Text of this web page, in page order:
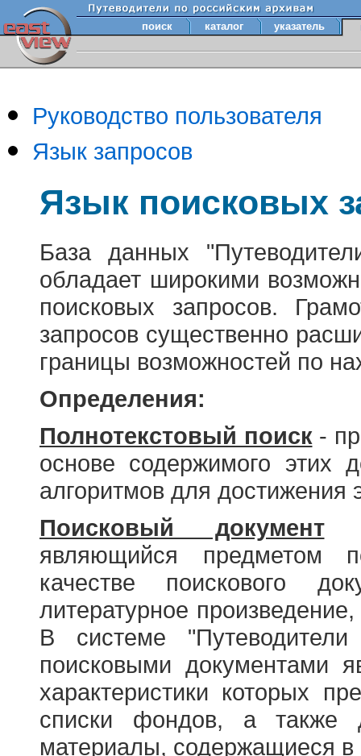
поиск каталог указатель
Руководство пользователя
Язык запросов
Язык поисковых
База данных
обладает широкими
поисковых запросов.
запросов существенно
границы возможностей по
Определения:
Полнотекстовый поиск-
основе содержимого этих
алгоритмов для достижения
Поисковый документ-
являющийся предметом
качестве поискового
литературное
В системе
поисковыми документами
характеристики которых
списки фондов, а также
материалы, содержащиеся в